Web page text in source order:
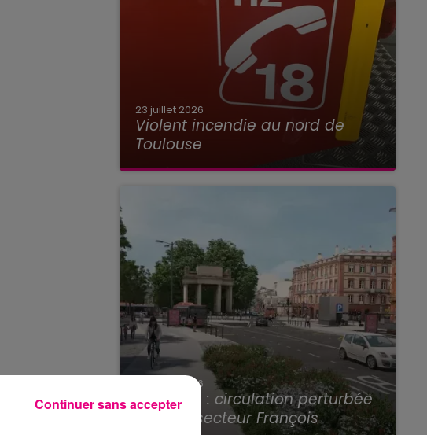
23 juillet 2026
Violent incendie au nord de
Toulouse
22 juillet 2026
Toulouse : circulation perturbée
dans le secteur François
Continuer sans accepter